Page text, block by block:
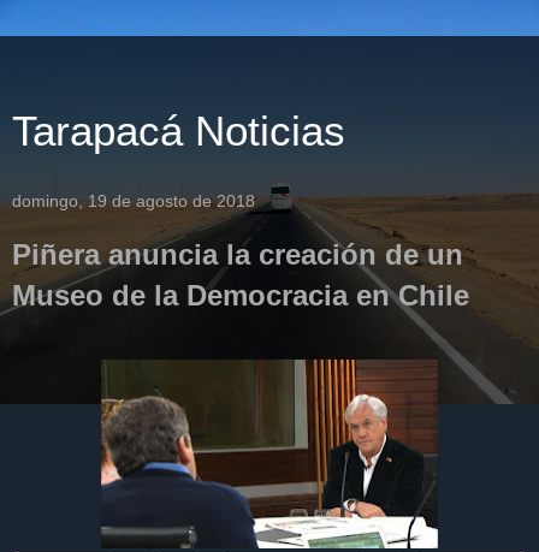
Tarapacá Noticias
domingo, 19 de agosto de 2018
Piñera anuncia la creación de un
Museo de la Democracia en Chile